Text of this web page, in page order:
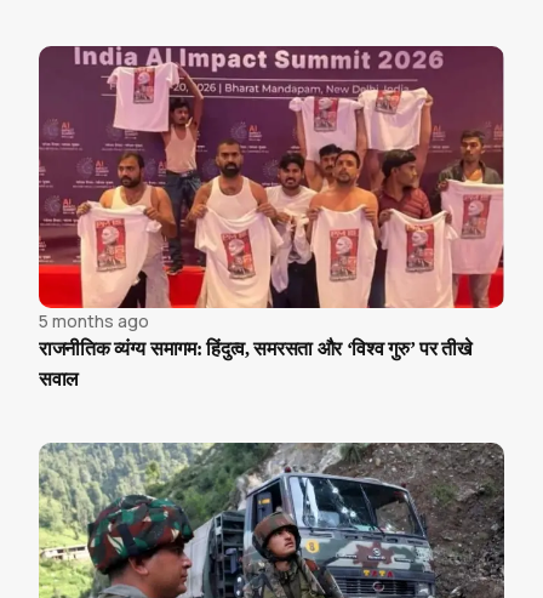
5 months ago
राजनीतिक व्यंग्य समागम: हिंदुत्व, समरसता और ‘विश्व गुरु’ पर तीखे
सवाल